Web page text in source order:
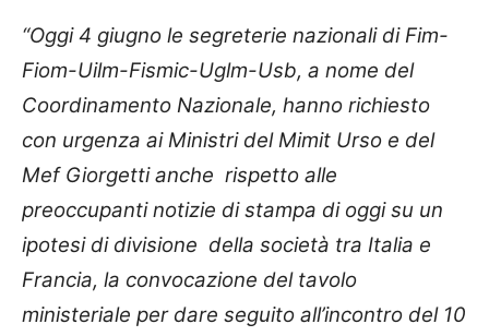
“Oggi 4 giugno le segreterie nazionali di Fim-
Fiom-Uilm-Fismic-Uglm-Usb, a nome del
Coordinamento Nazionale, hanno richiesto
con urgenza ai Ministri del Mimit Urso e del
Mef Giorgetti anche rispetto alle
preoccupanti notizie di stampa di oggi su un
ipotesi di divisione della società tra Italia e
Francia, la convocazione del tavolo
ministeriale per dare seguito all’incontro del 10